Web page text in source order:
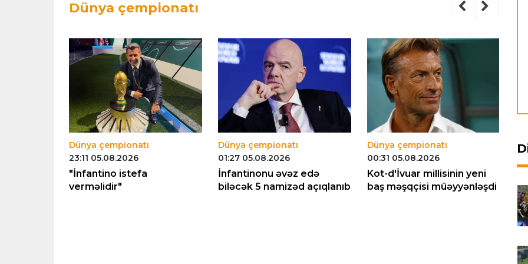
Dünya çempionatı
Dünya çempionatı
23:11 05.08.2026
"İnfantino istefa
verməlidir"
Dünya çempionatı
01:27 05.08.2026
İnfantinonu əvəz edə
biləcək 5 namizəd açıqlanıb
Dünya çempionatı
00:31 05.08.2026
Kot-d'İvuar millisinin yeni
baş məşqçisi müəyyənləşdi